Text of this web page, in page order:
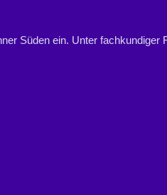
Süden ein. Unter